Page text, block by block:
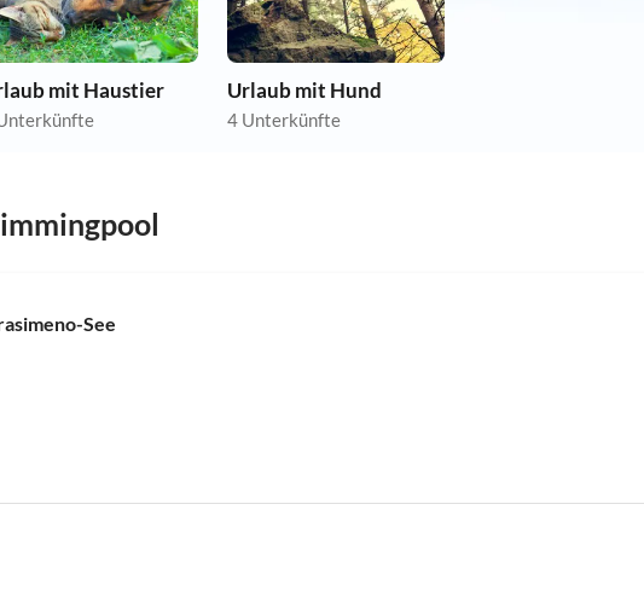
mit Haustier Urlaub mit Hund
4 Unterkünfte
See